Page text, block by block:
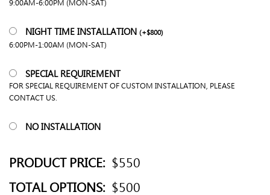
9:00AM-6:00PM (MON-SAT)
NIGHT TIME INSTALLATION (+$800)
6:00PM-1:00AM (MON-SAT)
SPECIAL REQUIREMENT
FOR SPECIAL REQUIREMENT OF CUSTOM INSTALLATION, PLEASE
CONTACT US.
NO INSTALLATION
PRODUCT PRICE: $550
TOTAL OPTIONS: $500